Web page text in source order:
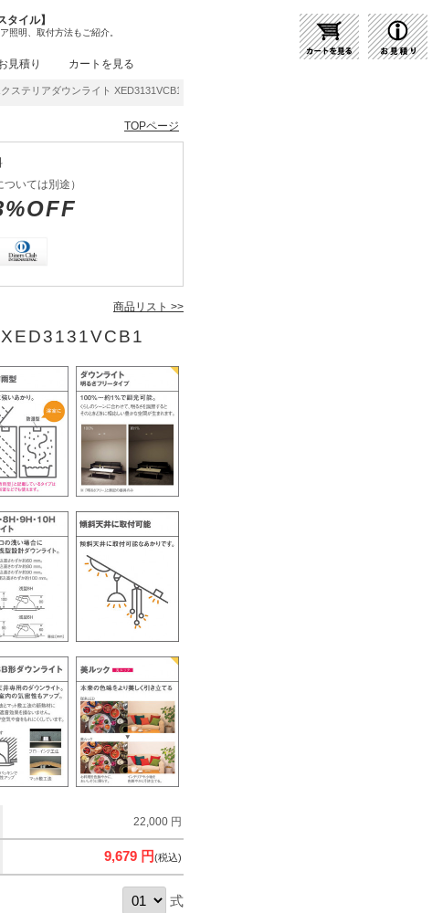
イル】
照明、取付方法もご紹介。
見積り カートを見る
リアダウンライト XED3131VCB1 | 商品紹介 | 照明器具の通販・インテリア照明の通信販売
TOPページ
いては別途）
商品リスト >>
22,000 円
9,679 円(税込)
式